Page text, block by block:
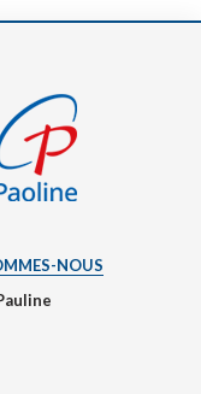
NOUS